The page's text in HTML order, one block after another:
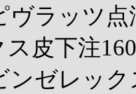
ヴラッツ
ス皮下注
ンゼレッ